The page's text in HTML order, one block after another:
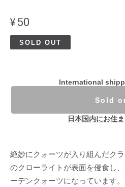
¥50
SOLD OUT
International
Sold
日本国内にお住
絶妙にクォーツが入り組んだク
のクローライトが表面を侵食し
ーデンクォーツになっています。